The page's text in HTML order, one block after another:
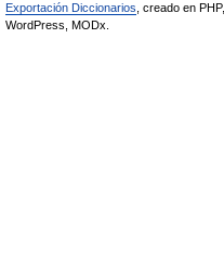
Exportación Diccionarios , creado en PHP,
WordPress, MODx.